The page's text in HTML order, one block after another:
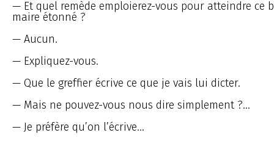
— Et quel remède emploierez-vous pour atteindre ce
maire étonné ?
— Aucun.
— Expliquez-vous.
— Que le greffier écrive ce que je vais lui dicter.
— Mais ne pouvez-vous nous dire simplement ?...
— Je préfère qu’on l’écrive...